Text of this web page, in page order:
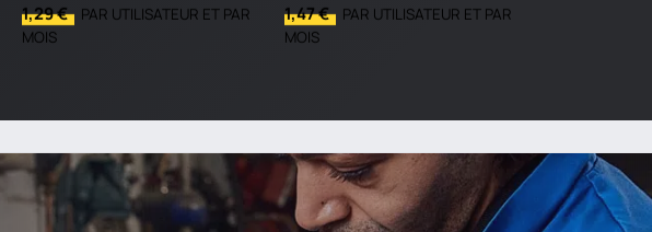
1,29 €
PAR UTILISATEUR ET PAR
MOIS
1,47 €
PAR UTILISATEUR ET PAR
MOIS